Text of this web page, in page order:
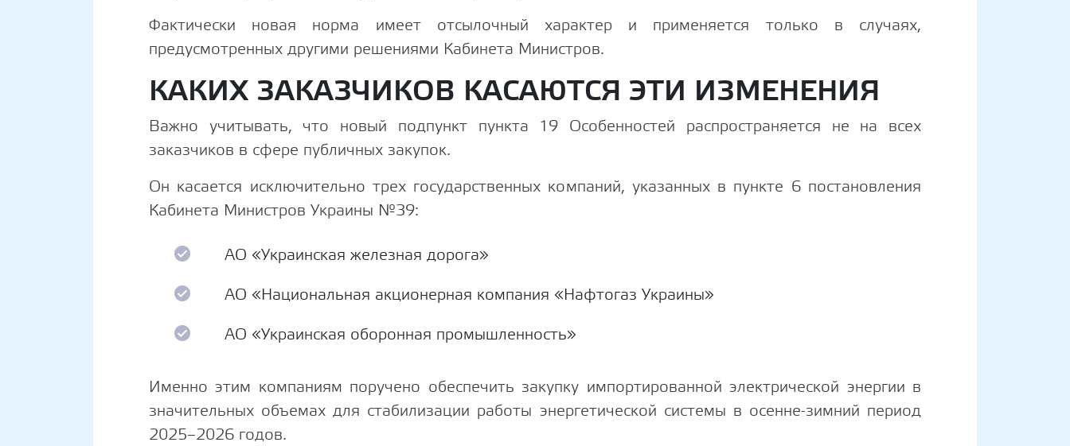
Фактически новая норма имеет отсылочный характер и применяется только в случаях,
предусмотренных другими решениями Кабинета Министров.
КАКИХ ЗАКАЗЧИКОВ КАСАЮТСЯ ЭТИ ИЗМЕНЕНИЯ
Важно учитывать, что новый подпункт пункта 19 Особенностей распространяется не на всех
заказчиков в сфере публичных закупок.
Он касается исключительно трех государственных компаний, указанных в пункте 6 постановления
Кабинета Министров Украины №39:
АО «Украинская железная дорога»
АО «Национальная акционерная компания «Нафтогаз Украины»
АО «Украинская оборонная промышленность»
Именно этим компаниям поручено обеспечить закупку импортированной электрической энергии в
значительных объемах для стабилизации работы энергетической системы в осенне-зимний период
2025–2026 годов.